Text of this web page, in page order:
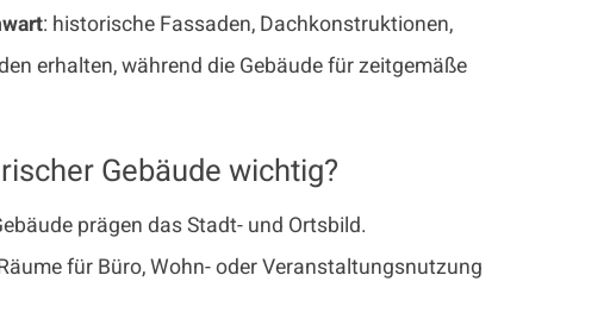
: historische Fassaden, Dachkonstruktionen,
erhalten, während die Gebäude für zeitgemäße
Gebäude wichtig?
prägen das Stadt- und Ortsbild.
für Büro, Wohn- oder Veranstaltungsnutzung